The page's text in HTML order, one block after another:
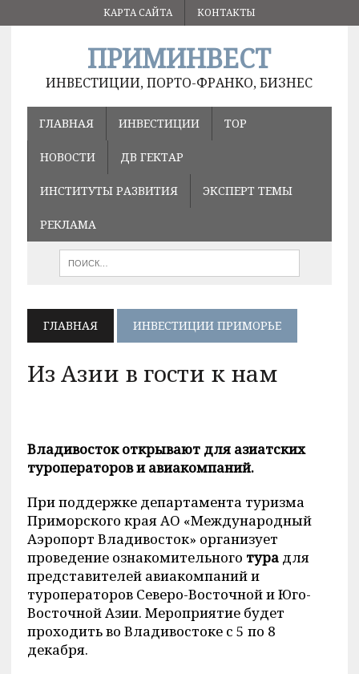
КАРТА САЙТА КОНТАКТЫ
ПРИМИНВЕСТ
ИНВЕСТИЦИИ, ПОРТО-ФРАНКО, БИЗНЕС
ГЛАВНАЯ ИНВЕСТИЦИИ ТОР
НОВОСТИ ДВ ГЕКТАР
ИНСТИТУТЫ РАЗВИТИЯ ЭКСПЕРТ ТЕМЫ
РЕКЛАМА
ГЛАВНАЯ ИНВЕСТИЦИИ ПРИМОРЬЕ
Из Азии в гости к нам
Владивосток открывают для азиатских
туроператоров и авиакомпаний.
При поддержке департамента туризма
Приморского края АО «Международный
Аэропорт Владивосток» организует
проведение ознакомительного турадля
представителей авиакомпаний и
туроператоров Северо-Восточной и Юго-
Восточной Азии. Мероприятие будет
проходить во Владивостоке с 5 по 8
декабря.